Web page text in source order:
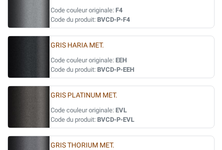
Code couleur originale: F4
Code du produit: BVCD-P-F4
GRIS HARIA MET.
Code couleur originale: EEH
Code du produit: BVCD-P-EEH
GRIS PLATINUM MET.
Code couleur originale: EVL
Code du produit: BVCD-P-EVL
GRIS THORIUM MET.